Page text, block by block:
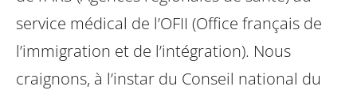
service médical de l’OFII (Office français de
l’immigration et de l’intégration). Nous
craignons, à l’instar du Conseil national du